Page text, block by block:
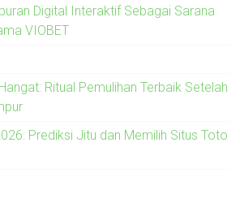
Digital Interaktif Sebagai Sarana
VIOBET
Ritual Pemulihan Terbaik Setelah
Prediksi Jitu dan Memilih Situs Toto